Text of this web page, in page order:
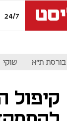
24/7
בורסת ת"א שוקי
קיפול